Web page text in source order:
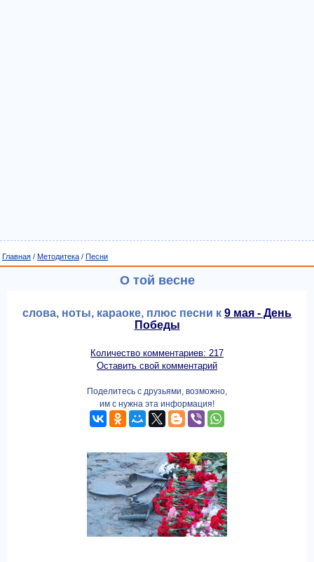
Главная / Методитека / Песни
О той весне
слова, ноты, караоке, плюс песни к 9 мая - День
Победы
Количество комментариев: 217
Оставить свой комментарий
Поделитесь с друзьями, возможно,
им с нужна эта информация!